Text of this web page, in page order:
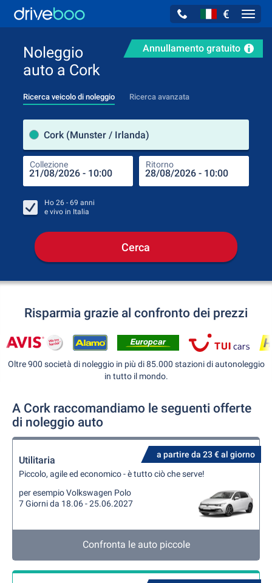
€
Annullamento gratuito
Noleggio
auto a Cork
Ricerca veicolo di noleggio Ricerca avanzata
Cork (Munster / Irlanda)
Collezione Ritorno
Ho 26 - 69 anni
e vivo in Italia
Cerca
Risparmia grazie al confronto dei prezzi
Oltre 900 società di noleggio in più di 85.000 stazioni di autonoleggio
in tutto il mondo.
A Cork raccomandiamo le seguenti offerte
di noleggio auto
a partire da 23 € al giorno
Utilitaria
Piccolo, agile ed economico - è tutto ciò che serve!
per esempio Volkswagen Polo
7 Giorni da 18.06 - 25.06.2027
Confronta le auto piccole